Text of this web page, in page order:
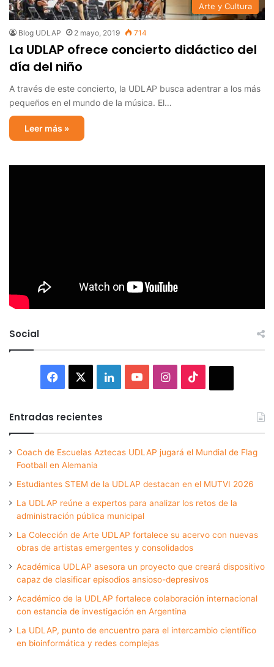
Arte y Cultura
Blog UDLAP 2 mayo, 2019 714
La UDLAP ofrece concierto didáctico del
día del niño
A través de este concierto, la UDLAP busca adentrar a los más
pequeños en el mundo de la música. El…
Leer más »
Social
Facebook LinkedInYouTubeInstagram
Entradas recientes
Coach de Escuelas Aztecas UDLAP jugará el Mundial de Flag
Football en Alemania
Estudiantes STEM de la UDLAP destacan en el MUTVI 2026
La UDLAP reúne a expertos para analizar los retos de la
administración pública municipal
La Colección de Arte UDLAP fortalece su acervo con nuevas
obras de artistas emergentes y consolidados
Académica UDLAP asesora un proyecto que creará dispositivo
capaz de clasificar episodios ansioso-depresivos
Académico de la UDLAP fortalece colaboración internacional
con estancia de investigación en Argentina
La UDLAP, punto de encuentro para el intercambio científico
en bioinformática y redes complejas